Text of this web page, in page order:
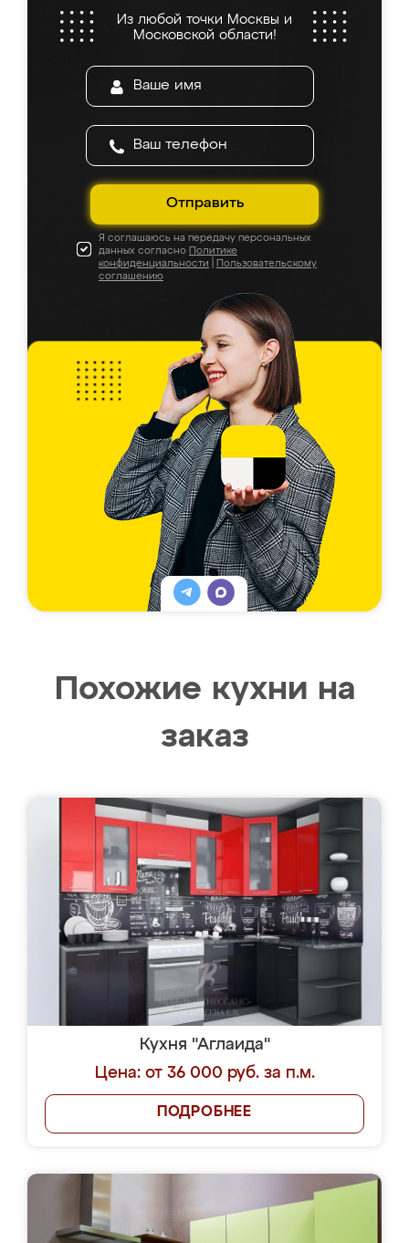
Из любой точки Москвы и
Московской области!
Отправить
Я соглашаюсь на передачу персональных
данных согласно Политике
конфиденциальности
Пользовательскому
соглашению
Похожие кухни на
заказ
Кухня "Аглаида"
Цена: от 36 000 руб. за п.м.
ПОДРОБНЕЕ